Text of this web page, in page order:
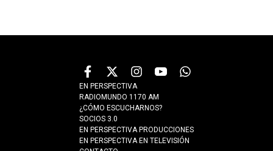
EN PERSPECTIVA
RADIOMUNDO 1170 AM
¿CÓMO ESCUCHARNOS?
SOCIOS 3.0
EN PERSPECTIVA PRODUCCIONES
EN PERSPECTIVA EN TELEVISIÓN